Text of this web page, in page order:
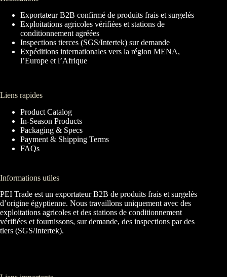
Exportateur B2B confirmé de produits frais et surgelés
Exploitations agricoles vérifiées et stations de
conditionnement agréées
Inspections tierces (SGS/Intertek) sur demande
Expéditions internationales vers la région MENA,
l’Europe et l’Afrique
Liens rapides
Product Catalog
In-Season Products
Packaging & Specs
Payment & Shipping Terms
FAQs
Informations utiles
PEI Trade est un exportateur B2B de produits frais et surgelés
d’origine égyptienne. Nous travaillons uniquement avec des
exploitations agricoles et des stations de conditionnement
vérifiées et fournissons, sur demande, des inspections par des
tiers (SGS/Intertek).